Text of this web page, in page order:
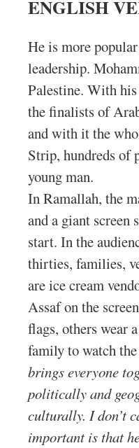
ENGLISH
He is more
leadership.
Palestine. With
the finalists of
and with it the
Strip, hundreds of
young man.
In Ramallah, the
and a giant screen
start. In the
thirties, families,
are ice cream
Assaf on the
flags, others wear
family to watch
brings everyone
politically and
culturally. I don’t
important is that